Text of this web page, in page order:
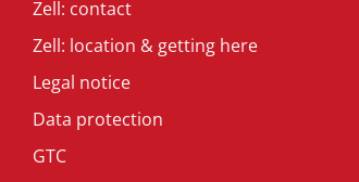
Zell: contact
Zell: location & getting here
Legal notice
Data protection
GTC